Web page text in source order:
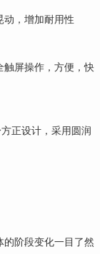
动，增加耐用性
触屏操作，方便，快
正设计，采用圆润
阶段变化一目了然